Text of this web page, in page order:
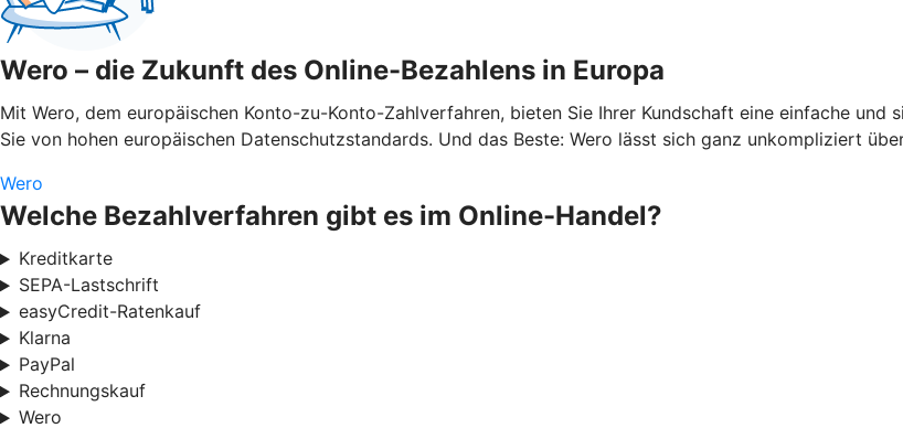
Wero – die Zukunft des Online-Bezahlens in Europa
Mit Wero, dem europäischen Konto-zu-Konto-Zahlverfahren, bieten Sie Ihrer Kundschaft eine einfache
Sie von hohen europäischen Datenschutzstandards. Und das Beste: Wero lässt sich ganz unkompliziert
Wero
Welche Bezahlverfahren gibt es im Online-Handel?
Kreditkarte
SEPA-Lastschrift
easyCredit-Ratenkauf
Klarna
PayPal
Rechnungskauf
Wero